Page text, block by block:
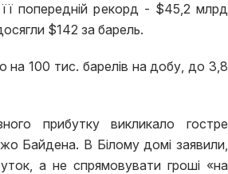
попередній рекорд - $45,2 млрд
$142 за барель.
на 100 тис. барелів на добу, до 3,8
прибутку викликало гостре
Байдена. В Білому домі заявили,
а не спрямовувати гроші «на